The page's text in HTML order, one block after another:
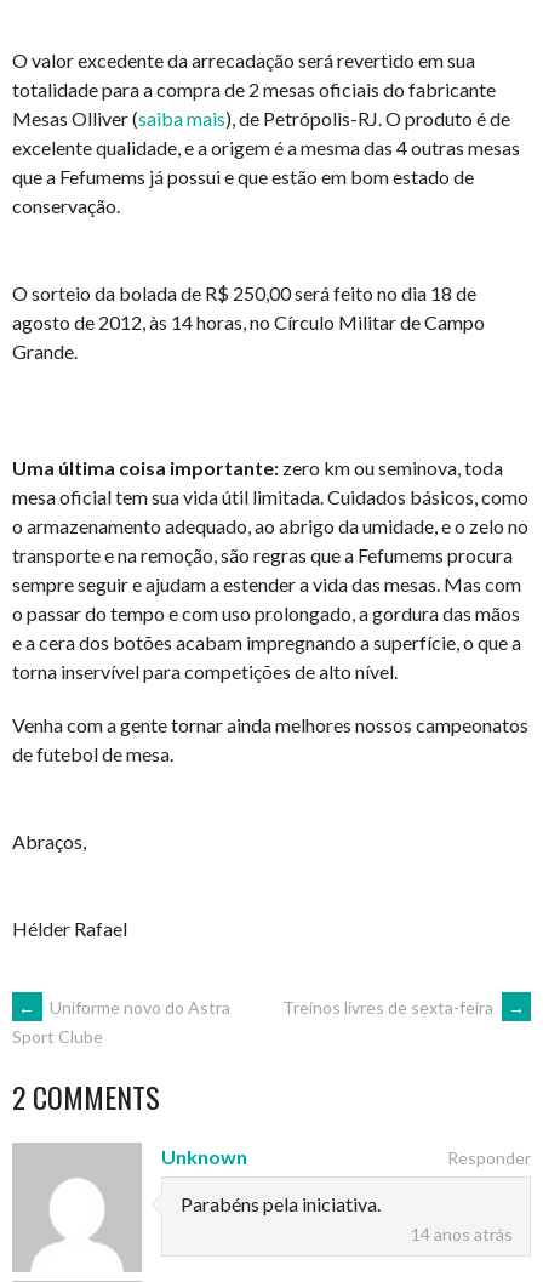
O valor excedente da arrecadação será revertido em sua
totalidade para a compra de 2 mesas oficiais do fabricante
Mesas Olliver (saiba mais), de Petrópolis-RJ. O produto é de
excelente qualidade, e a origem é a mesma das 4 outras mesas
que a Fefumems já possui e que estão em bom estado de
conservação
O sorteio da bolada de R$ 250,00 será feito no dia 18 de
agosto de 2012, às 14 horas, no Círculo Militar de Campo
Grande.
Uma última coisa importante: zero km ou seminova, toda
mesa oficial tem sua vida útil limitada. Cuidados básicos, como
o armazenamento adequado, ao abrigo da umidade, e o zelo no
transporte e na remoção, são regras que a Fefumems procura
sempre seguir e ajudam a estender a vida das mesas. Mas com
o passar do tempo e com uso prolongado, a gordura das mãos
e a cera dos botões acabam impregnando a superfície, o que a
torna inservível para competições de alto nível.
Venha com a gente tornar ainda melhores nossos campeonatos
de futebol de mesa.
Abraços,
Hélder Rafael
POST
NAVIGATION
←
Uniforme novo do Astra
Sport Clube
Treinos livres de sexta-feira →
2 COMMENTS
Unknown
14 anos atrás
Parabéns pela iniciativa.
Responder